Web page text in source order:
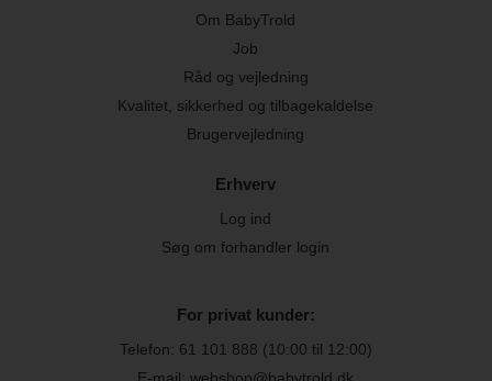
Om BabyTrold
Job
Råd og vejledning
Kvalitet, sikkerhed og tilbagekaldelse
Brugervejledning
Erhverv
Log ind
Søg om forhandler login
For privat kunder:
Telefon: 61 101 888 (10:00 til 12:00)
E-mail: webshop@babytrold.dk